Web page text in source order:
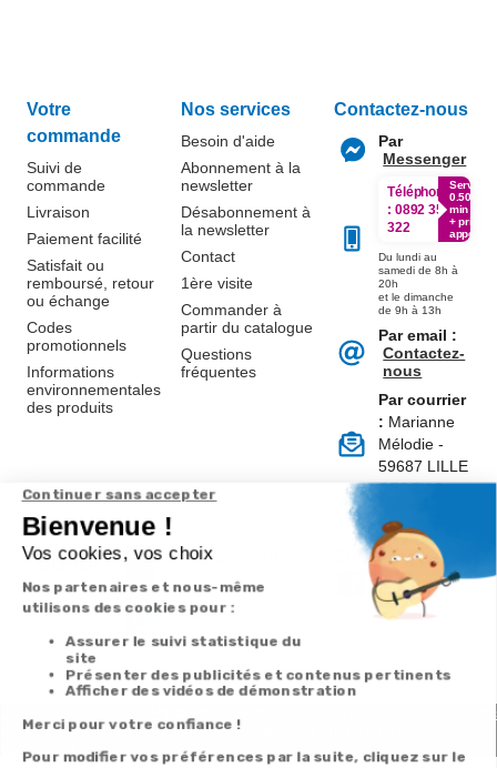
Votre
commande
Suivi de
commande
Livraison
Paiement facilité
Satisfait ou
remboursé, retour
ou échange
Codes
promotionnels
Informations
environnementales
des produits
Nos services
Besoin d'aide
Abonnement à la
newsletter
Désabonnement à
la newsletter
Contact
1ère visite
Commander à
partir du catalogue
Questions
fréquentes
A propos de
nous
Partenariats
Avis Clients
Contactez-nous
Par
Messenger
Téléphone
: 0892 350
322
Service
0.50€ /
min
+ prix
appel
Du lundi au
samedi de 8h à
20h
et le dimanche
de 9h à 13h
Par email :
Contactez-
nous
Par courrier
: Marianne
Mélodie -
59687 LILLE
CEDEX 9
Suivez-nous
personnelles et
cookies
les cookies
vente